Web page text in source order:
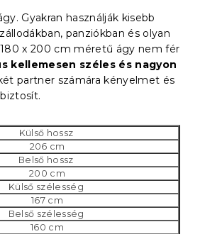
Gyakran használják kisebb
panziókban és olyan
x 200 cm méretű ágy nem fér
kellemesen széles és nagyon
partner számára kényelmet és
Külső hossz
206 cm
Belső hossz
200 cm
Külső szélesség
167 cm
Belső szélesség
160 cm